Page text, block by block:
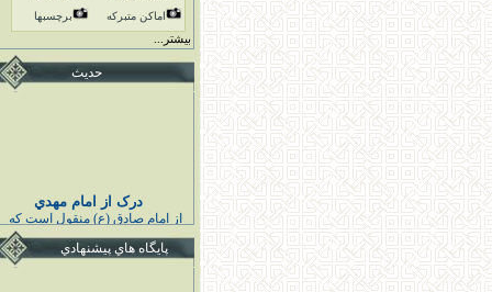
اماكن متبركه
برچسبها
بیشتر...
حدیث
درک از امام مهدي
از امام صادق (ع) منقول است كه
پيامبر اكرم (ص) فرمودند :
خوشا به حال كسى كه قائم اهل
بيت مرا درك كند و به او اقتدا كند
پايگاه هاي پيشنهادي